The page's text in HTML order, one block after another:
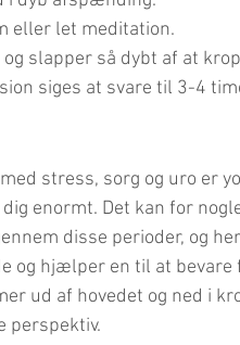
eller let meditation.
slapper så dybt af at
siges at svare til 3-4
stress, sorg og uro er
enormt. Det kan for
disse perioder, og
og hjælper en til at bevare
ud af hovedet og ned i
perspektiv.